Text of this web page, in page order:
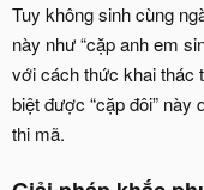
Tuy không sinh cùng
này như “cặp anh em
với cách thức khai thác
biệt được “cặp đôi”
thi mã.